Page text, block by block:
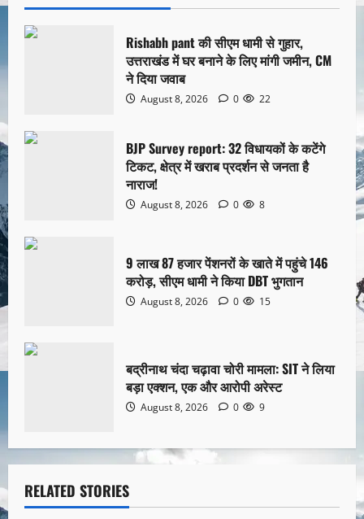
Rishabh pant की सीएम धामी से गुहार,
उत्तराखंड में घर बनाने के लिए मांगी जमीन, CM
ने दिया जवाब
August 8, 2026 0 22
BJP Survey report: 32 विधायकों के कटेंगे
टिकट, क्षेत्र में खराब प्रदर्शन से जनता है
नाराज!
August 8, 2026 0 8
9 लाख 87 हजार पेंशनरों के खाते में पहुंचे 146
करोड़, सीएम धामी ने किया DBT भुगतान
August 8, 2026 0 15
बद्रीनाथ चंदा चढ़ावा चोरी मामला: SIT ने लिया
बड़ा एक्शन, एक और आरोपी अरेस्ट
August 8, 2026 0 9
RELATED STORIES